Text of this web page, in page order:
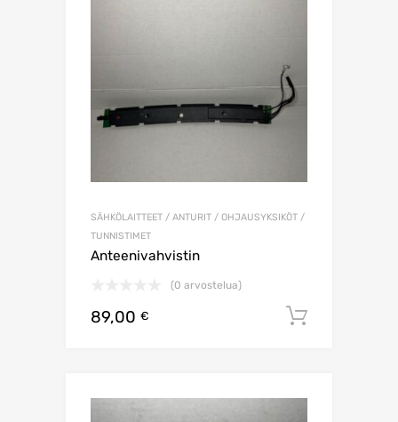
SÄHKÖLAITTEET / ANTURIT / OHJAUSYKSIKÖT /
TUNNISTIMET
Anteenivahvistin
(0 arvostelua)
89,00 €